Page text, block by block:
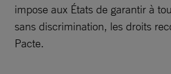
impose aux États de garantir à
sans discrimination, les droits
Pacte.